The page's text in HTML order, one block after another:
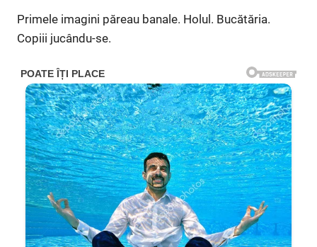
Primele imagini păreau banale. Holul. Bucătăria.
Copiii jucându-se.